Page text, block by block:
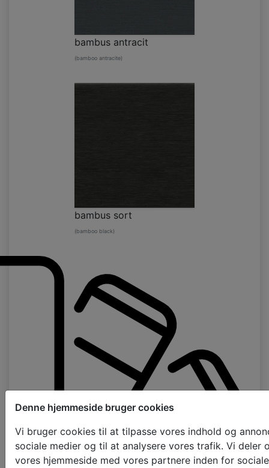
Denne hjemmeside bruger cookies
Vi bruger cookies til at tilpasse vores indhold og
sociale medier og til at analysere vores trafik. Vi deler
vores hjemmeside med vores partnere inden for
bambus antracit
(bamboo antracite)
bambus sort
(bamboo black)